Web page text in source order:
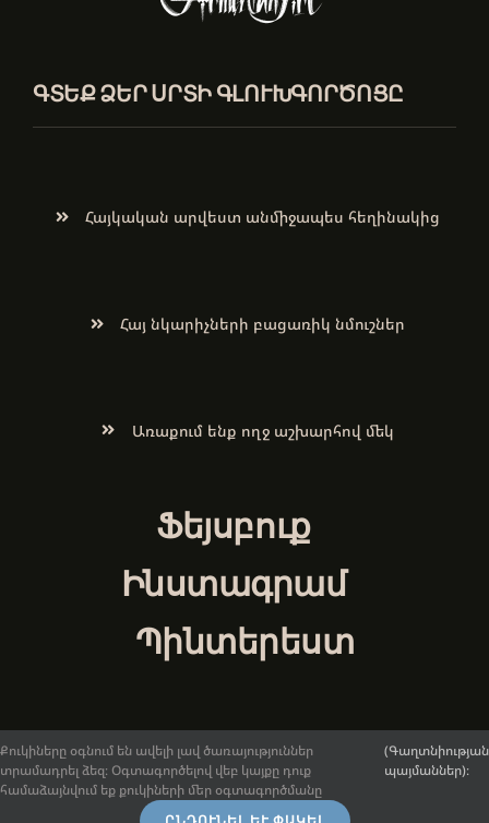
ԳՏԵՔ ՁԵՐ ՍՐՏԻ ԳԼՈՒԽԳՈՐԾՈՑԸ
Հայկական արվեստ անմիջապես հեղինակից
Հայ նկարիչների բացառիկ նմուշներ
Առաքում ենք ողջ աշխարհով մեկ
Ֆեյսբուք
Ինստագրամ
Պինտերեստ
© 2017-2026.ArmenianArt.am։ Բոլոր իրավունքները
պաշտպանված են: Ընդհանուր դրույթներ և պայմաններ
Քուկիները օգնում են ավելի լավ ծառայություններ
տրամադրել ձեզ։ Օգտագործելով վեբ կայքը դուք
համաձայնվում եք քուկիների մեր օգտագործմանը
(Գաղտնիության
պայմաններ)։